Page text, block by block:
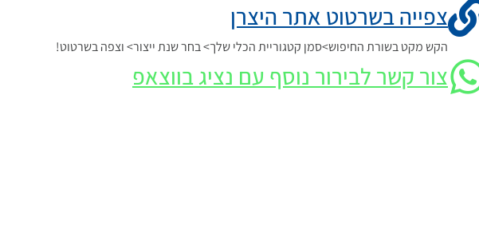
צפייה בשרטוט אתר היצרן
הקש מקט בשורת החיפוש>סמן קטגוריית הכלי שלך> בחר שנת ייצור> וצפה בשרטוט!
צור קשר לבירור נוסף עם נציג בווצאפ